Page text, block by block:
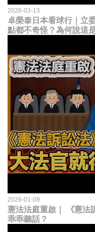
2026-03-13
卓榮泰日本看球行｜立
點都不奇怪？為何說這
2026-01-09
憲法法庭重啟｜ 《憲法
乖乖聽話？